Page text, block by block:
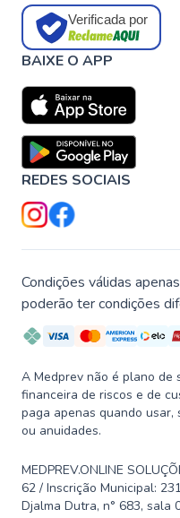
Verificada por
BAIXE O APP
REDES SOCIAIS
Condições válidas
poderão ter condições
A Medprev não é plano de
financeira de riscos e de
paga apenas quando usar,
ou anuidades.
MEDPREV.ONLINE
62 / Inscrição Municipal:
Djalma Dutra, n° 683, sala